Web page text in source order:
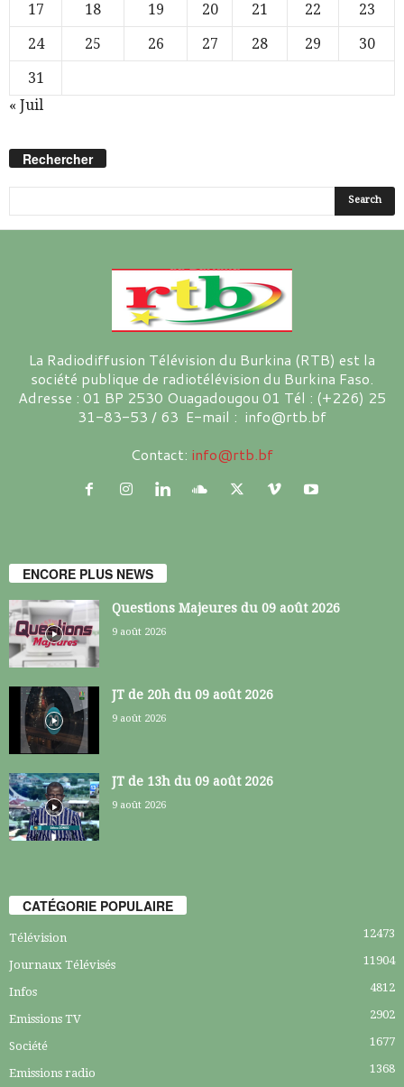
17
18 19 20 21 22
23
24
25 26 27 28 29
30
31
« Juil
Rechercher
La Radiodiffusion Télévision du Burkina (RTB) est la
société publique de radiotélévision du Burkina Faso.
Adresse : 01 BP 2530 Ouagadougou 01 Tél : (+226) 25
31-83-53 / 63 E-mail : info@rtb.bf
Contact: info@rtb.bf
ENCORE PLUS NEWS
Questions Majeures du 09 août 2026
9 août 2026
JT de 20h du 09 août 2026
9 août 2026
JT de 13h du 09 août 2026
9 août 2026
CATÉGORIE POPULAIRE
Télévision 12473
Journaux Télévisés 11904
Infos 4812
Emissions TV 2902
Société 1677
Emissions radio 1368